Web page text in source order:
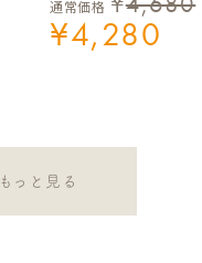
通常価格
¥4,280
もっと見る